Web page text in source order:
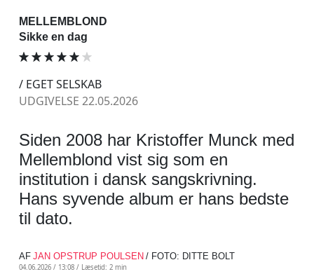
MELLEMBLOND
Sikke en dag
/ EGET SELSKAB
UDGIVELSE 22.05.2026
Siden 2008 har Kristoffer Munck med
Mellemblond vist sig som en
institution i dansk sangskrivning.
Hans syvende album er hans bedste
til dato.
AF JAN OPSTRUP POULSEN / FOTO: DITTE BOLT
04.06.2026 / 13:08 / Læsetid: 2 min